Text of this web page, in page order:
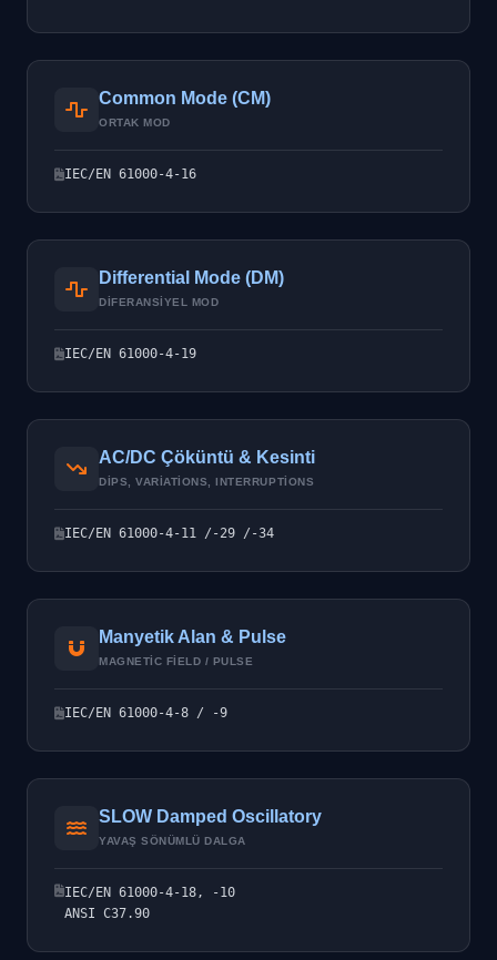
Common Mode (CM)
ORTAK MOD
IEC/EN 61000-4-16
Differential Mode (DM)
DIFERANSIYEL MOD
IEC/EN 61000-4-19
AC/DC Çöküntü & Kesinti
DIPS, VARIATIONS, INTERRUPTIONS
IEC/EN 61000-4-11 /-29 /-34
Manyetik Alan & Pulse
MAGNETIC FIELD / PULSE
IEC/EN 61000-4-8 / -9
SLOW Damped Oscillatory
YAVAŞ SÖNÜMLÜ DALGA
IEC/EN 61000-4-18, -10
ANSI C37.90